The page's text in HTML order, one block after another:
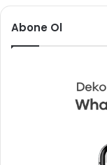
Abone Ol